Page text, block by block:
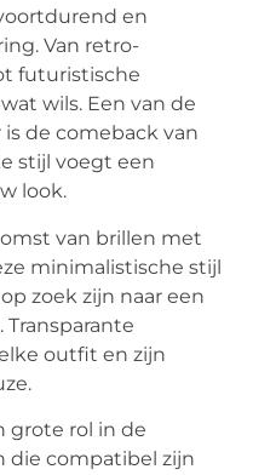
en
Van retro-
futuristische
wils. Een van de
de comeback van
stijl voegt een
look.
van brillen met
minimalistische stijl
zoek zijn naar een
outfit en zijn
grote rol in de
die compatibel zijn